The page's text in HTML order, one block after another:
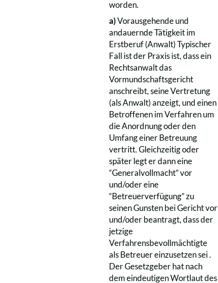
worden.
a)Vorausgehende und
andauernde Tätigkeit im
Erstberuf (Anwalt) Typischer
Fall ist der Praxis ist, dass ein
Rechtsanwalt das
Vormundschaftsgericht
anschreibt, seine Vertretung
(als Anwalt) anzeigt, und einen
Betroffenen im Verfahren um
die Anordnung oder den
Umfang einer Betreuung
vertritt. Gleichzeitig oder
später legt er dann eine
“Generalvollmacht” vor
und/oder eine
“Betreuerverfügung” zu
seinen Gunsten bei Gericht vor
und/oder beantragt, dass der
jetzige
Verfahrensbevollmächtigte
als Betreuer einzusetzen sei .
Der Gesetzgeber hat nach
dem eindeutigen Wortlaut des